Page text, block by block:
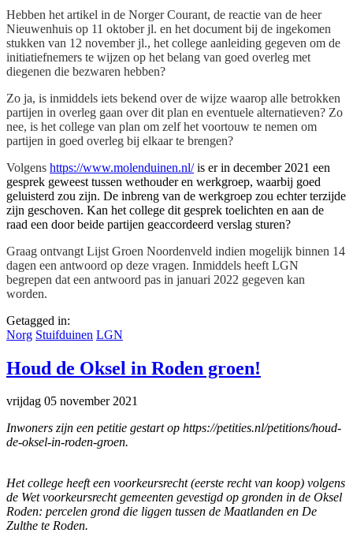
Hebben het artikel in de Norger Courant, de reactie van de heer
Nieuwenhuis op 11 oktober jl. en het document bij de ingekomen
stukken van 12 november jl., het college aanleiding gegeven om de
initiatiefnemers te wijzen op het belang van goed overleg met
diegenen die bezwaren hebben?
Zo ja, is inmiddels iets bekend over de wijze waarop alle betrokken
partijen in overleg gaan over dit plan en eventuele alternatieven? Zo
nee, is het college van plan om zelf het voortouw te nemen om
partijen in goed overleg bij elkaar te brengen?
Volgens https://www.molenduinen.nl/is er in december 2021 een
gesprek geweest tussen wethouder en werkgroep, waarbij goed
geluisterd zou zijn. De inbreng van de werkgroep zou echter terzijde
zijn geschoven. Kan het college dit gesprek toelichten en aan de
raad een door beide partijen geaccordeerd verslag sturen?
Graag ontvangt Lijst Groen Noordenveld indien mogelijk binnen 14
dagen een antwoord op deze vragen. Inmiddels heeft LGN
begrepen dat een antwoord pas in januari 2022 gegeven kan
worden.
Getagged in:
Norg Stuifduinen LGN
Houd de Oksel in Roden groen!
vrijdag 05 november 2021
Inwoners zijn een petitie gestart op https://petities.nl/petitions/houd-
de-oksel-in-roden-groen.
Het college heeft een voorkeursrecht (eerste recht van koop) volgens
de Wet voorkeursrecht gemeenten gevestigd op gronden in de Oksel
Roden: percelen grond die liggen tussen de Maatlanden en De
Zulthe te Roden.